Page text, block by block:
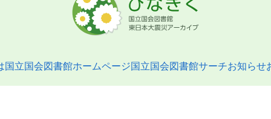
国立国会図書館ホームページ国立国会図書館サーチお知らせ